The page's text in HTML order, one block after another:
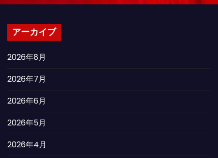
アーカイブ
2026年8月
2026年7月
2026年6月
2026年5月
2026年4月